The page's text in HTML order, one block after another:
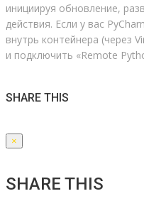
инициируя обновление,
действия. Если у вас
внутрь контейнера (через
и подключить «Remote
SHARE THIS
×
SHARE THIS